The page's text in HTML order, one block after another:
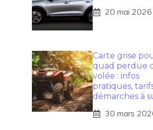
20 mai 2026
Carte grise
quad perdue
volée : infos
pratiques,
démarches à
30 mars